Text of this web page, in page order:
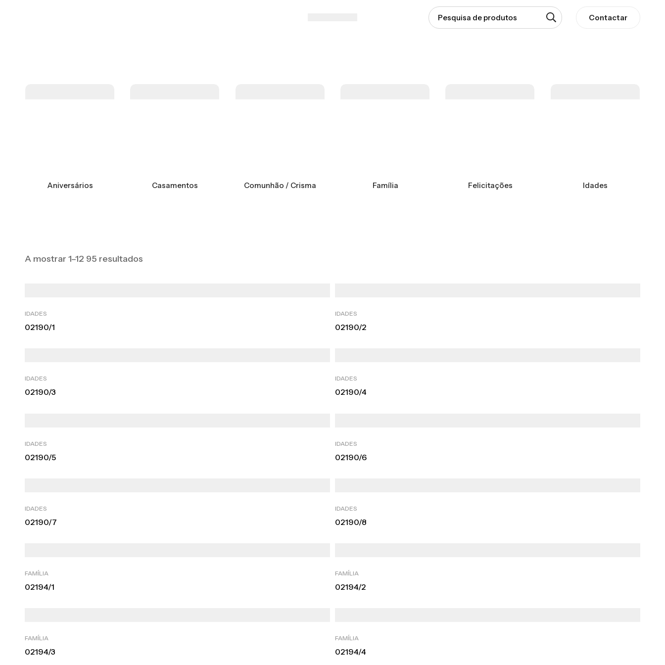
Contactar
Aniversários Casamentos Comunhão / Crisma Família Felicitações Idades
A mostrar 1–12 95 resultados
IDADES
02190/1
IDADES
02190/2
IDADES
02190/3
IDADES
02190/4
IDADES
02190/5
IDADES
02190/6
IDADES
02190/7
IDADES
02190/8
FAMÍLIA
02194/1
FAMÍLIA
02194/2
FAMÍLIA
02194/3
FAMÍLIA
02194/4